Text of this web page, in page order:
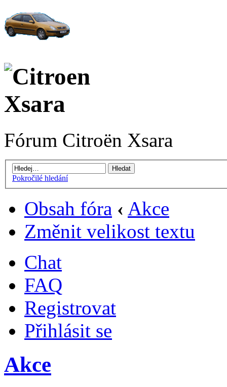
Fórum Citroën Xsara
Pokročilé hledání
Obsah fóra ‹ Akce
Změnit velikost textu
Chat
FAQ
Registrovat
Přihlásit se
Akce